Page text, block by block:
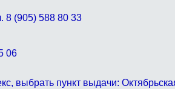
8 (905) 588 80 33
06
выбрать пункт выдачи: